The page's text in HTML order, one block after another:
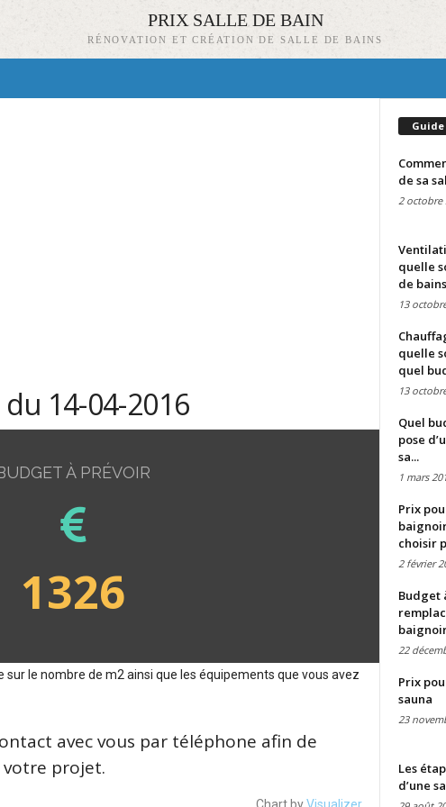
PRIX SALLE DE BAIN
RÉNOVATION ET CRÉATION DE SALLE DE BAINS
14-04-2016
À PRÉVOIR
1326
le nombre de m2 ainsi que les équipements que vous avez
avec vous par téléphone afin de
projet.
Chart byVisualizer
Guide
de sa
2 octobre
quelle
de
13
quelle
quel
13
Quel
pose
sa...
1 mars
Prix
choisir
2 février
Budget
22
Prix
sauna
23
Les
d’une